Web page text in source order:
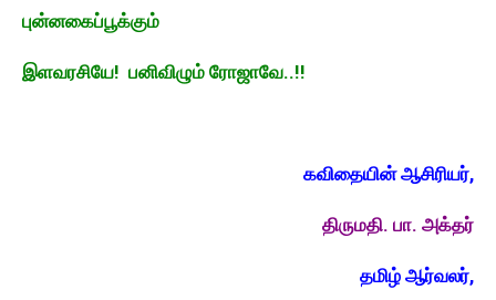
புன்னகைப்பூக்கும்
இளவரசியே! பனிவிழும் ரோஜாவே..!!
கவிதையின் ஆசிரியர்,
திருமதி. பா. அக்தர்
தமிழ் ஆர்வலர்,